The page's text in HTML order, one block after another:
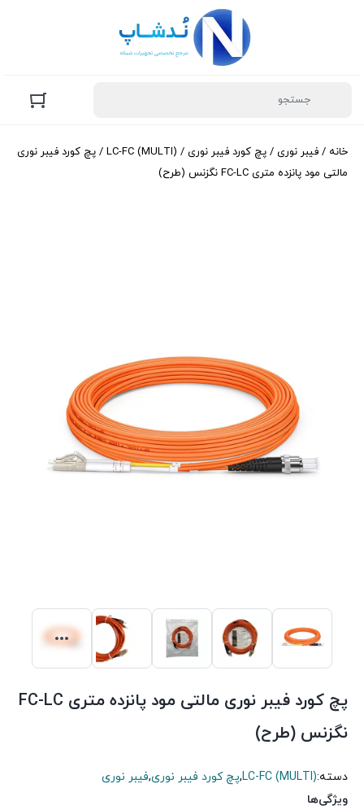
خانه / فیبر نوری / پچ کورد فیبر نوری /
LC-FC (MULTI) / پچ کورد فیبر نوری
مالتی مود پانزده متری FC-LC نگزنس (طرح)
پچ کورد فیبر نوری مالتی مود پانزده متری FC-LC
نگزنس (طرح)
دسته:LC-FC (MULTI)
,پچ کورد فیبر نوری,فیبر نوری
ویژگی‌ها